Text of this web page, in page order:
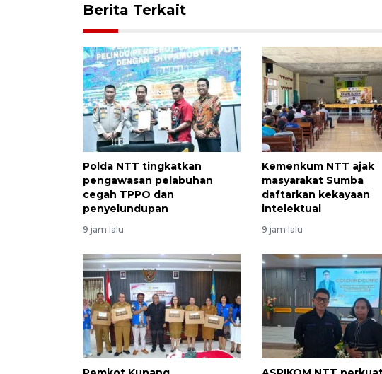
Berita Terkait
Polda NTT tingkatkan
pengawasan pelabuhan
cegah TPPO dan
penyelundupan
9 jam lalu
Kemenkum NTT ajak
masyarakat Sumba
daftarkan kekayaan
intelektual
9 jam lalu